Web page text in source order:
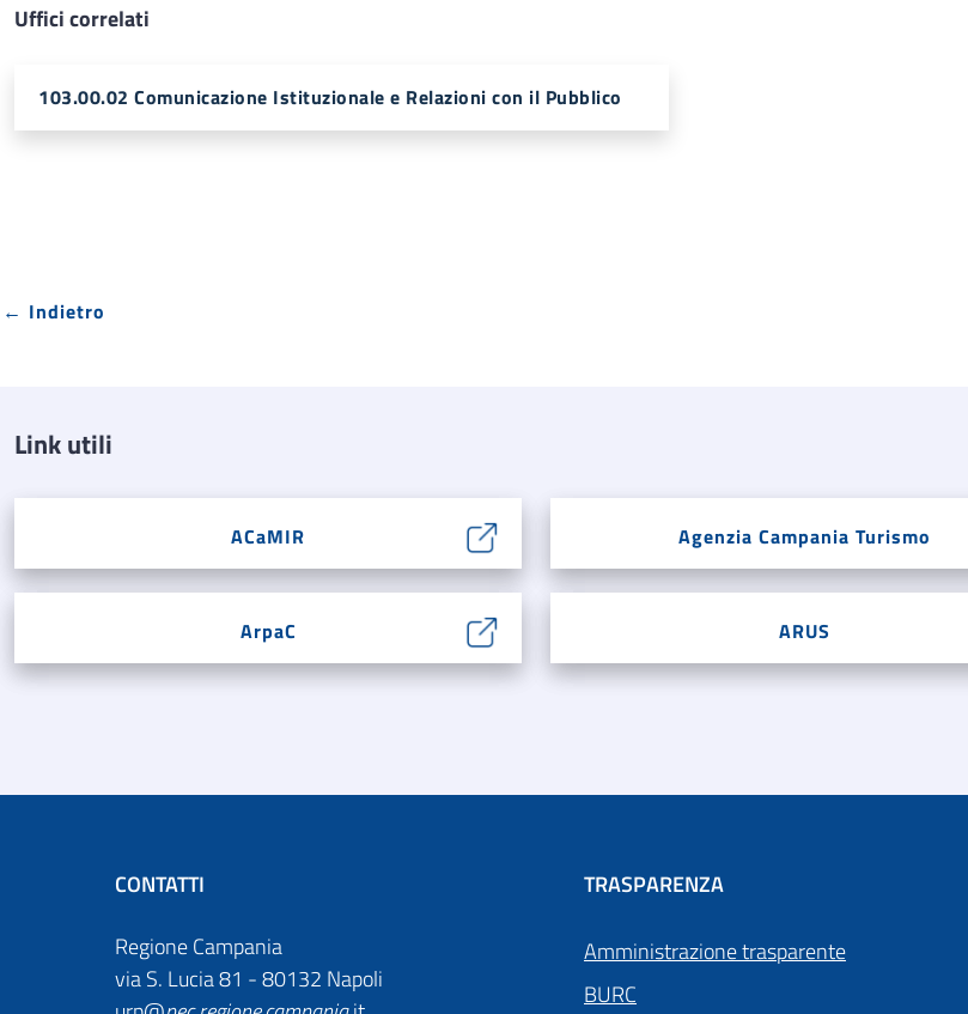
Uffici correlati
103.00.02 Comunicazione Istituzionale e Relazioni con il Pubblico
← Indietro
Link utili
ACaMIR Agenzia Campania Turismo
ArpaC ARUS
CONTATTI
Regione Campania
via S. Lucia 81 - 80132 Napoli
TRASPARENZA
Amministrazione trasparente
BURC